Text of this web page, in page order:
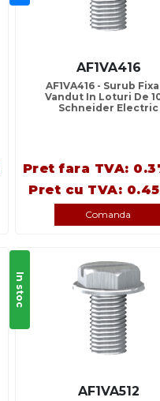
AF1VA416
AF1VA416 - Surub
Vandut In Loturi De
Schneider Electric
Pret fara TVA:
Pret cu TVA:
Comanda
In stoc
AF1VA512